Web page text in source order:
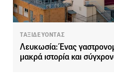
ΤΑΞΙΔΕΥΟΝΤΑΣ
Λευκωσία: Ένας
μακρά ιστορία και